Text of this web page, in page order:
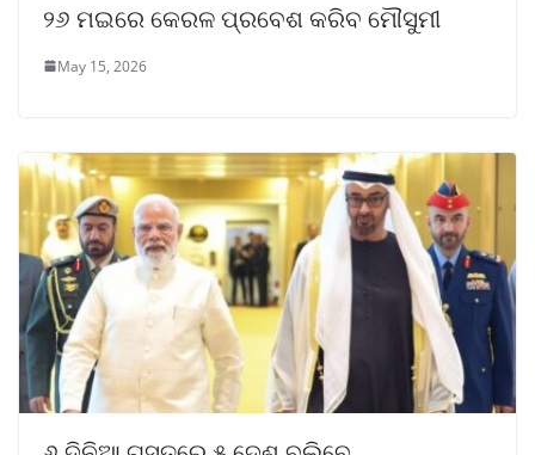
୨୬ ମଇରେ କେରଳ ପ୍ରବେଶ କରିବ ମୌସୁମୀ
May 15, 2026